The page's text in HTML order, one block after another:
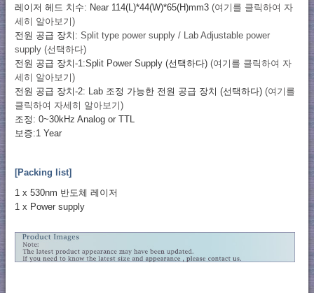
레이저 헤드 치수: Near 114(L)*44(W)*65(H)mm3 (여기를 클릭하여 자
세히 알아보기)
전원 공급 장치: Split type power supply / Lab Adjustable power
supply (선택하다)
전원 공급 장치-1:Split Power Supply (선택하다) (여기를 클릭하여 자
세히 알아보기)
전원 공급 장치-2: Lab 조정 가능한 전원 공급 장치 (선택하다) (여기를
클릭하여 자세히 알아보기)
조정: 0~30kHz Analog or TTL
보증:1 Year
[Packing list]
1 x 530nm 반도체 레이저
1 x Power supply